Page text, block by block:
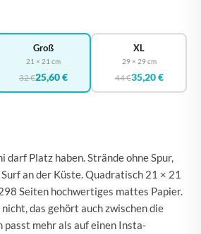
Groß
21 × 21 cm
32 €25,60 €
XL
29 × 29 cm
44 €35,20 €
darf Platz haben. Strände ohne Spur,
an der Küste. Quadratisch 21 × 21
Seiten hochwertiges mattes Papier.
das gehört auch zwischen die
passt mehr als auf einen Insta-